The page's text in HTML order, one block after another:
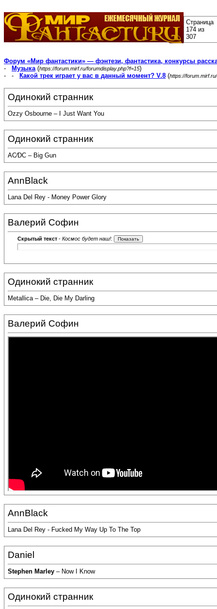
Страница
174 из
307
Форум «Мир фантастики» — фэнтези, фантастика, конкурсы
-
Музыка(https://forum.mirf.ru/forumdisplay.php?f=15)
- -
Какой трек играет у вас в данный момент? V.8 (https://
Одинокий странник
Ozzy Osbourne – I Just Want You
Одинокий странник
AC⁄DC – Big Gun
AnnBlack
Lana Del Rey - Money Power Glory
Валерий Софин
Скрытый текст - Космос будет наш!:
Одинокий странник
Metallica – Die, Die My Darling
Валерий Софин
AnnBlack
Lana Del Rey - Fucked My Way Up To The Top
Daniel
Stephen Marley – Now I Know
Одинокий странник